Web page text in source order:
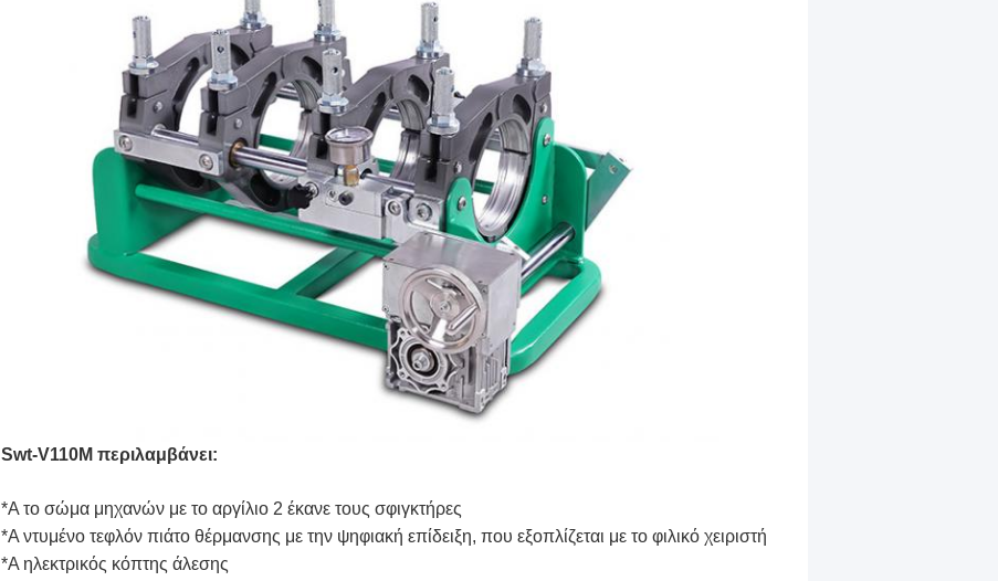
Swt-V110M περιλαμβάνει:
*A το σώμα μηχανών με το αργίλιο 2 έκανε τους σφιγκτήρες
*A ντυμένο τεφλόν πιάτο θέρμανσης με την ψηφιακή επίδειξη, που εξοπλίζεται με το φιλικό χειριστή
*A ηλεκτρικός κόπτης άλεσης